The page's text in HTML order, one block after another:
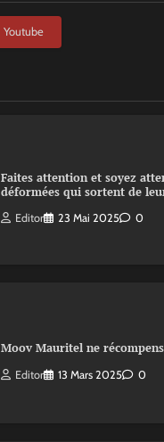
Youtube
Faites attention et soyez
déformées qui sortent de
Editor 23 Mai 2025 0
Moov Mauritel ne
Editor 13 Mars 2025 0